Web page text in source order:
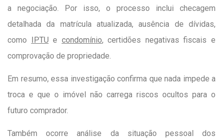
a negociação. Por isso, o processo inclui checagem
detalhada da matrícula atualizada, ausência de dívidas,
como IPTU e condomínio, certidões negativas fiscais e
comprovação de propriedade.
Em resumo, essa investigação confirma que nada impede a
troca e que o imóvel não carrega riscos ocultos para o
futuro comprador.
Também ocorre análise da situação pessoal dos